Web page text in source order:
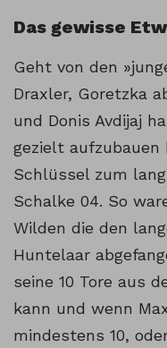
Das gewisse
Geht von den
Draxler, Goretzka
und Donis Avdijaj
gezielt aufzubauen
Schlüssel zum
Schalke 04. So
Wilden die den
Huntelaar
seine 10 Tore aus
kann und wenn
mindestens 10,